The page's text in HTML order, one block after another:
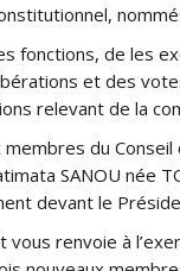
fonctions, de les
et des
relevant de la
du
SANOU née
devant le
renvoie à